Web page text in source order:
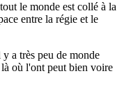
le monde est collé à la
entre la régie et le
a très peu de monde
où l'ont peut bien voire